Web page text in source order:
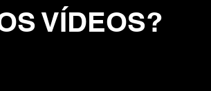
VÍDEOS?